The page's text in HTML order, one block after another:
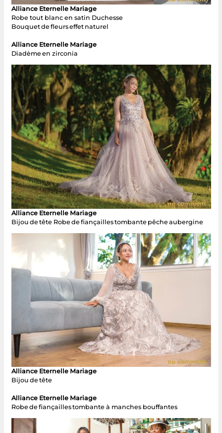
Alliance Eternelle Mariage
Robe tout blanc en satin Duchesse
Bouquet de fleurs effet naturel
Alliance Eternelle Mariage
Diadème en zirconia
Alliance Eternelle Mariage
Bijou de tête Robe de fiançailles tombante pêche aubergine
Alliance Eternelle Mariage
Bijou de tête
Alliance Eternelle Mariage
Robe de fiançailles tombante à manches bouffantes